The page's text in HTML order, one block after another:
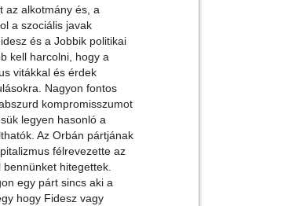
az alkotmány és, a
a szociális javak
és a Jobbik politikai
kell harcolni, hogy a
vitákkal és érdek
Nagyon fontos
kompromisszumot
legyen hasonló a
Az Orbán pártjának
félrevezette az
hitegettek.
egy párt sincs aki a
hogy Fidesz vagy